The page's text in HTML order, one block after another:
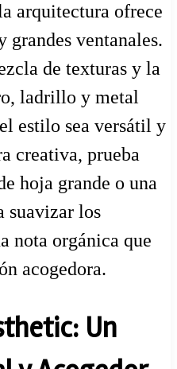
arquitectura ofrece
grandes ventanales.
de texturas y la
ladrillo y metal
estilo sea versátil y
creativa, prueba
hoja grande o una
suavizar los
nota orgánica que
acogedora.
Un